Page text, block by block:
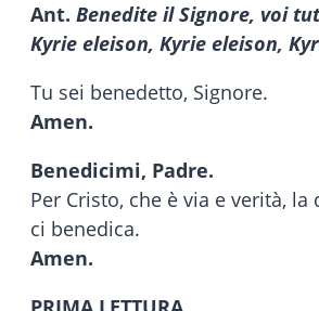
Ant. Benedite il Signore, voi
Kyrie eleison, Kyrie eleison,
Tu sei benedetto, Signore.
Amen.
Benedicimi, Padre.
Per Cristo, che è via e verità, la
ci benedica.
Amen.